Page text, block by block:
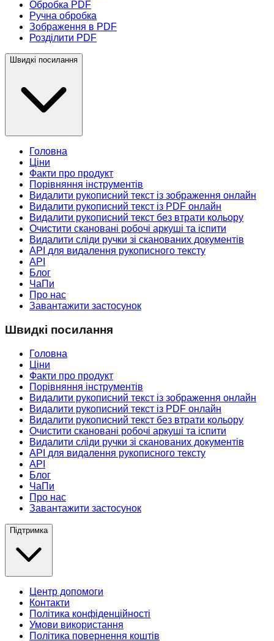
Обробка PDF
Ручна обробка
Зображення в PDF
Розділити PDF
Швидкі посилання
Головна
Ціни
Факти про продукт
Порівняння інструментів
Видалити рукописний текст із зображення онлайн
Видалити рукописний текст із PDF онлайн
Видалити рукописний текст без втрати кольору
Очистити скановані робочі аркуші та іспити
Видалити сліди ручки зі сканованих документів
API для видалення рукописного тексту
API
Блог
ЧаПи
Про нас
Завантажити застосунок
Швидкі посилання
Головна
Ціни
Факти про продукт
Порівняння інструментів
Видалити рукописний текст із зображення онлайн
Видалити рукописний текст із PDF онлайн
Видалити рукописний текст без втрати кольору
Очистити скановані робочі аркуші та іспити
Видалити сліди ручки зі сканованих документів
API для видалення рукописного тексту
API
Блог
ЧаПи
Про нас
Завантажити застосунок
Підтримка
Центр допомоги
Контакти
Політика конфіденційності
Умови використання
Політика повернення коштів